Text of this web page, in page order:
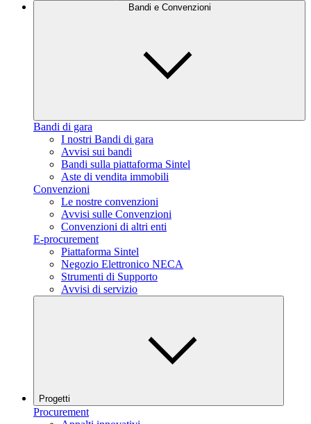
Bandi e Convenzioni
Bandi di gara
I nostri Bandi di gara
Avvisi sui bandi
Bandi sulla piattaforma Sintel
Aste di vendita immobili
Convenzioni
Le nostre convenzioni
Avvisi sulle Convenzioni
Convenzioni di altri enti
E-procurement
Piattaforma Sintel
Negozio Elettronico NECA
Strumenti di Supporto
Avvisi di servizio
Progetti
Procurement